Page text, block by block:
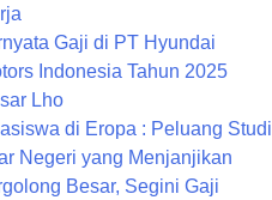
Gaji di PT Hyundai
Indonesia Tahun 2025
Lho
di Eropa : Peluang Studi
Negeri yang Menjanjikan
Besar, Segini Gaji